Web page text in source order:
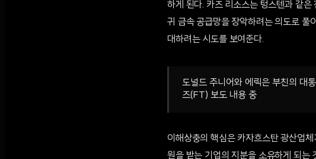
하게 된다. 카즈 리소스는 텅스텐과 같
귀 금속 공급망을 장악하려는 의도로 풀
대하려는 시도를 보여준다.
도널드 주니어와 에릭은 부친의 대
즈(FT) 보도 내용 중
이해상충의 핵심은 카자흐스탄 광산업
원을 받는 기업의 지분을 소유하게 되는